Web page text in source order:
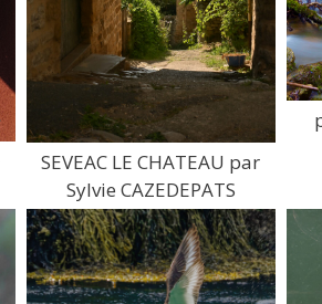
SEVEAC LE CHATEAU par
Sylvie CAZEDEPATS